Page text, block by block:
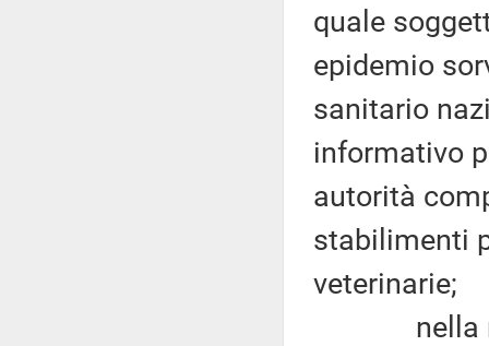
quale
epidemio
sanitario
informativo
autorità
stabilimenti
veterinarie;
nella